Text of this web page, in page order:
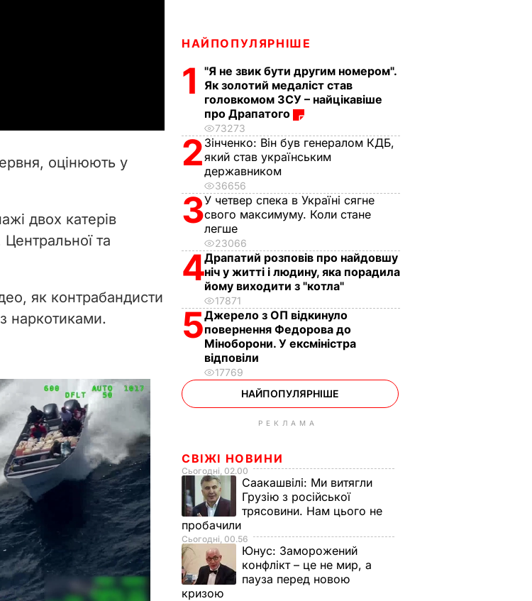
оцінюють у
двох катерів
та
як контрабандисти
наркотиками.
НАЙПОПУЛЯРНІШЕ
1
"Я не звик бути другим номером".
Як золотий медаліст став
головкомом ЗСУ – найцікавіше
про Драпатого
73273
2 Зінченко: Він був генералом КДБ,
який став українським
державником
36656
3У четвер спека в Україні сягне
свого максимуму. Коли стане
легше
23066
4Драпатий розповів про найдовшу
ніч у житті і людину, яка порадила
йому виходити з "котла"
17871
5Джерело з ОП відкинуло
повернення Федорова до
Міноборони. У ексміністра
відповіли
17769
НАЙПОПУЛЯРНІШЕ
РЕКЛАМА
СВІЖІ НОВИНИ
Сьогодні, 02.00
Саакашвілі: Ми витягли
Грузію з російської
трясовини. Нам цього не
пробачили
Сьогодні, 00.56
Юнус: Заморожений
конфлікт – це не мир, а
пауза перед новою
кризою